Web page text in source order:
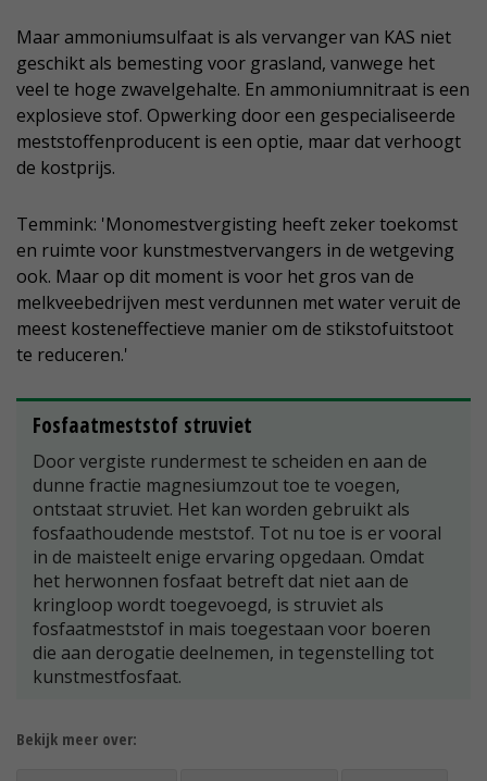
Maar ammoniumsulfaat is als vervanger van KAS niet
geschikt als bemesting voor grasland, vanwege het
veel te hoge zwavelgehalte. En ammoniumnitraat is een
explosieve stof. Opwerking door een gespecialiseerde
meststoffenproducent is een optie, maar dat verhoogt
de kostprijs.
Temmink: 'Monomestvergisting heeft zeker toekomst
en ruimte voor kunstmestvervangers in de wetgeving
ook. Maar op dit moment is voor het gros van de
melkveebedrijven mest verdunnen met water veruit de
meest kosteneffectieve manier om de stikstofuitstoot
te reduceren.'
Fosfaatmeststof struviet
Door vergiste rundermest te scheiden en aan de
dunne fractie magnesiumzout toe te voegen,
ontstaat struviet. Het kan worden gebruikt als
fosfaathoudende meststof. Tot nu toe is er vooral
in de maisteelt enige ervaring opgedaan. Omdat
het herwonnen fosfaat betreft dat niet aan de
kringloop wordt toegevoegd, is struviet als
fosfaatmeststof in mais toegestaan voor boeren
die aan derogatie deelnemen, in tegenstelling tot
kunstmestfosfaat.
Bekijk meer over: